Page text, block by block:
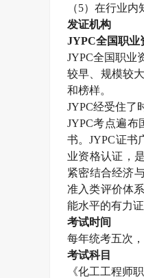
（5）在行业内
发证机构
JYPC全国职业
JYPC全国职业
较早、规模较
和榜样。
JYPC经受住了
JYPC考点遍布
书。JYPC证书
业资格认证，
紧密结合经济
准入类评价体
能水平的有力证
考试时间
每年统考五次
考试科目
《化工工程师